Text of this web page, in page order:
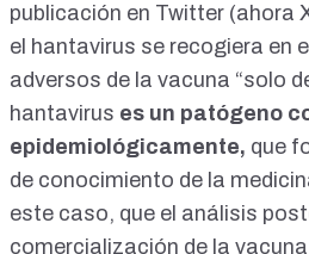
publicación en Twitter (ahora
el hantavirus se recogiera en
adversos de la vacuna “solo
hantavirus es un patógeno
epidemiológicamente, que
de conocimiento de la
este caso, que el análisis
comercialización de la